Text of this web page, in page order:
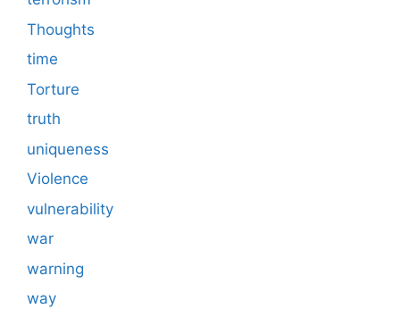
Thoughts
time
Torture
truth
uniqueness
Violence
vulnerability
war
warning
way